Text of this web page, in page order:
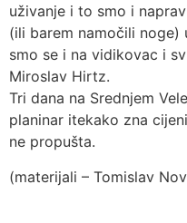
uživanje i to smo i
(ili barem namočili
smo se i na vidikovac i
Miroslav Hirtz.
Tri dana na Srednjem
planinar itekako zna
ne propušta.
(materijali – Tomislav